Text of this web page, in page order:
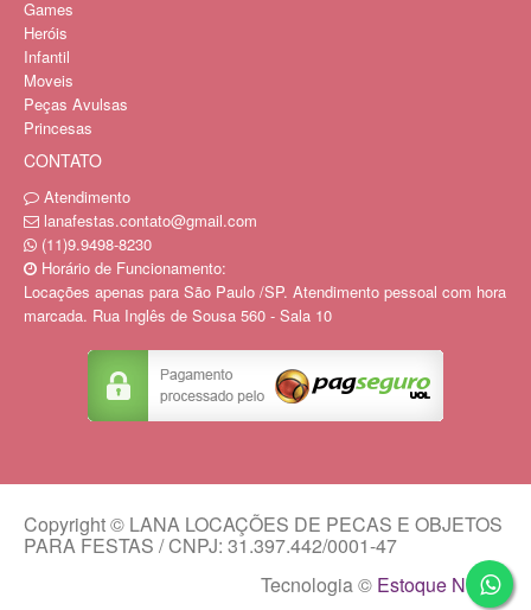
Games
Heróis
Infantil
Moveis
Peças Avulsas
Princesas
CONTATO
Atendimento
lanafestas.contato@gmail.com
(11)9.9498-8230
Horário de Funcionamento:
Locações apenas para São Paulo /SP. Atendimento pessoal com hora
marcada. Rua Inglês de Sousa 560 - Sala 10
Copyright © LANA LOCAÇÕES DE PECAS E OBJETOS
PARA FESTAS / CNPJ: 31.397.442/0001-47
Tecnologia © Estoque NOW.